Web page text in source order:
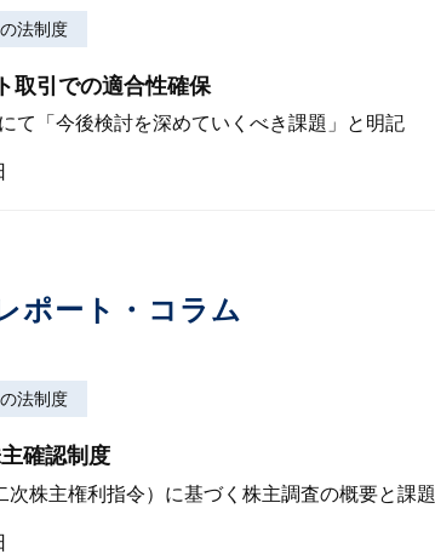
法制度
取引での適合性確保
て「今後検討を深めていくべき課題」と明記
ポート・コラム
法制度
確認制度
株主権利指令）に基づく株主調査の概要と課題